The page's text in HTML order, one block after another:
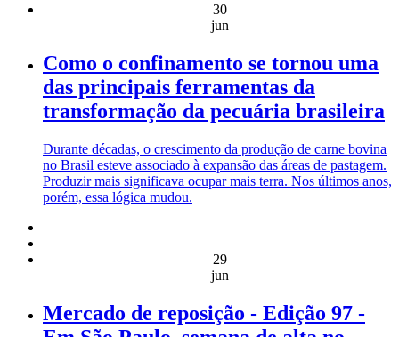
30
jun
Como o confinamento se tornou uma
das principais ferramentas da
transformação da pecuária brasileira
Durante décadas, o crescimento da produção de carne bovina
no Brasil esteve associado à expansão das áreas de pastagem.
Produzir mais significava ocupar mais terra. Nos últimos anos,
porém, essa lógica mudou.
29
jun
Mercado de reposição - Edição 97 -